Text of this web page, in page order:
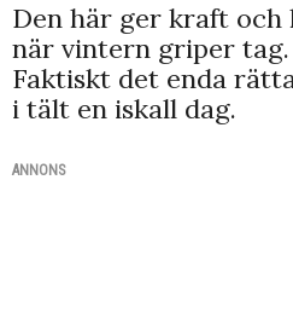
Den här ger kraft och
när vintern griper tag.
Faktiskt det enda
i tält en iskall dag.
ANNONS